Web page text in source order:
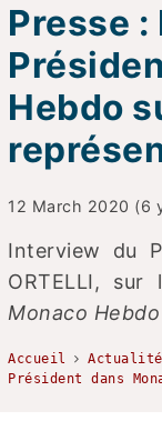
Presse
Hebdo
12 March 2020 (6
Interview du
ORTELLI, sur
Monaco Hebdo
Accueil
Président dans